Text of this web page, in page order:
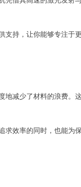
持，让你能够专注于
地减少了材料的浪费。
效率的同时，也能为